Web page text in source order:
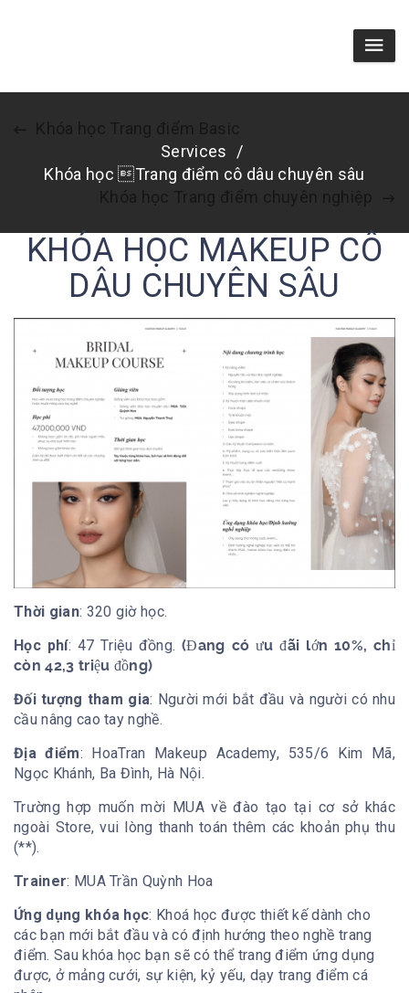
Services
Khóa học Trang điểm cô dâu chuyên sâu
KHÓA HỌC MAKEUP CÔ
DÂU CHUYÊN SÂU
Thời gian: 320 giờ học.
Học phí: 47 Triệu đồng.(Đang có ưu đãi lớn 10%, chỉ
còn 42,3 triệu đồng)
Đối tượng tham gia: Người mới bắt đầu và người có nhu
cầu nâng cao tay nghề.
Địa điểm: HoaTran Makeup Academy, 535/6 Kim Mã,
Ngọc Khánh, Ba Đình, Hà Nội.
Trường hợp muốn mời MUA về đào tạo tại cơ sở khác
ngoài Store, vui lòng thanh toán thêm các khoản phụ thu
(**).
Trainer: MUA Trần Quỳnh Hoa
Ứng dụng khóa học: Khoá học được thiết kế dành cho
các bạn mới bắt đầu và có định hướng theo nghề trang
điểm. Sau khóa học bạn sẽ có thể trang điểm ứng dụng
được, ở mảng cưới, sự kiện, kỷ yếu, dạy trang điểm cá